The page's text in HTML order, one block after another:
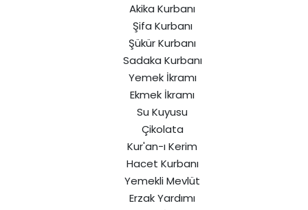
Akika Kurbanı
Şifa Kurbanı
Şükür Kurbanı
Sadaka Kurbanı
Yemek İkramı
Ekmek İkramı
Su Kuyusu
Çikolata
Kur'an-ı Kerim
Hacet Kurbanı
Yemekli Mevlüt
Erzak Yardımı